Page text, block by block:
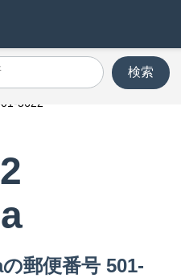
検索
5622
郵便番号 501-